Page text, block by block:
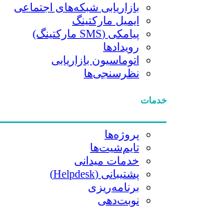
بازاریابی شبکه‌های اجتماعی
ایمیل مارکتینگ
پیامکی (SMS مارکتینگ)
رویدادها
اتوماسیون بازاریابی
نظرسنجی‌ها
خدمات
پروژه‌ها
تایم‌شیت‌ها
خدمات میدانی
پشتیبانی (Helpdesk)
برنامه‌ریزی
نوبت‌دهی